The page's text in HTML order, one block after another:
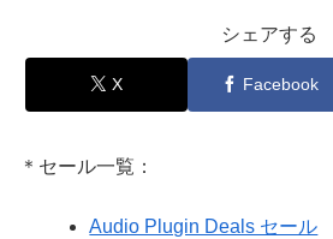
シェアする
X Facebook
＊セール一覧：
Audio Plugin Deals セール